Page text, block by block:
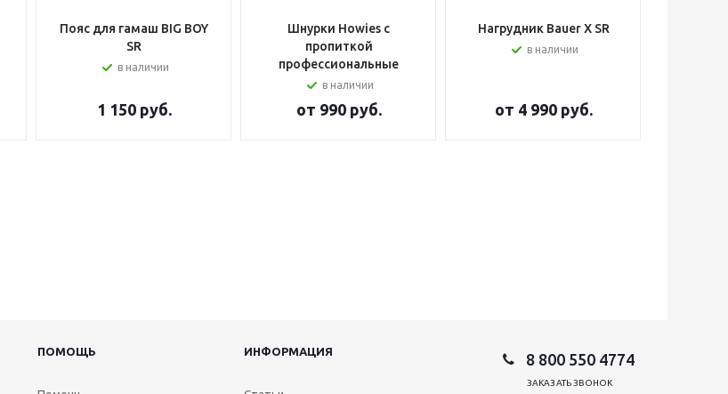
Пояс для гамаш BIG BOY
SR
в наличии
1 150руб.
Шнурки Howies с
пропиткой
профессиональные
в наличии
от 990 руб.
Нагрудник Bauer X SR
в наличии
от 4 990 руб.
ПОМОЩЬ
ИНФОРМАЦИЯ
8 800 550 4774
ЗАКАЗАТЬ ЗВОНОК